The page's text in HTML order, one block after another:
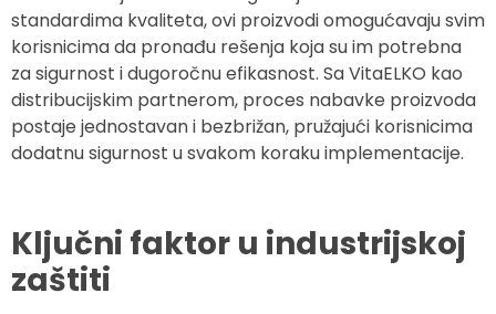
standardima kvaliteta, ovi proizvodi omogućavaju svim
korisnicima da pronađu rešenja koja su im potrebna
za sigurnost i dugoročnu efikasnost. Sa VitaELKO kao
distribucijskim partnerom, proces nabavke proizvoda
postaje jednostavan i bezbrižan, pružajući korisnicima
dodatnu sigurnost u svakom koraku implementacije.
Ključni faktor u industrijskoj
zaštiti